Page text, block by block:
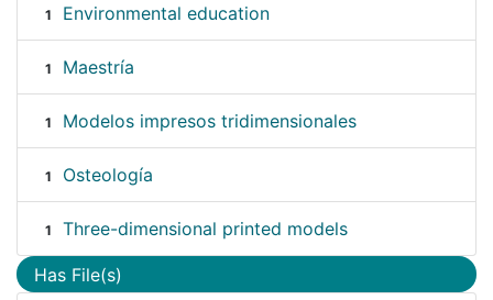
1 Environmental education
1 Maestría
1 Modelos impresos tridimensionales
1 Osteología
1 Three-dimensional printed models
Has File(s)